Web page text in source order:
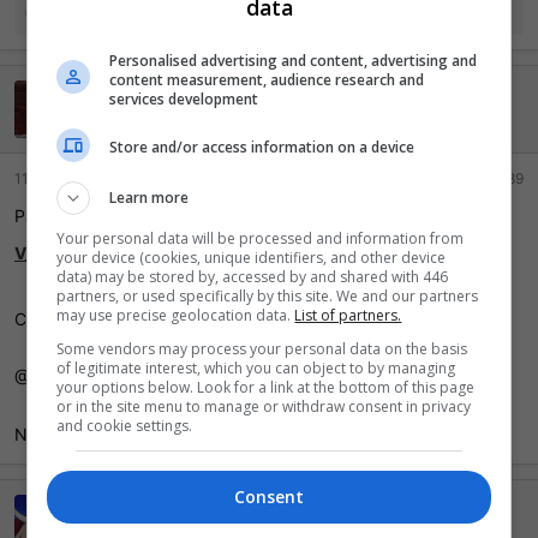
ç
õ
s
:
nettboxBR
11 Fevereiro 2026 #9.989
Passando pra recomendar o
V_Myamoto
Comprei um switch com ele e chegou tudo perfeito
@ V_Myamoto
Nao sei se é só colocar o @ pra marcar o user
data
Personalised advertising and content, advertising and
content measurement, audience research and
services development
Store and/or access information on a device
Learn more
Your personal data will be processed and information from
your device (cookies, unique identifiers, and other device
data) may be stored by, accessed by and shared with 446
partners, or used specifically by this site. We and our partners
may use precise geolocation data. List of partners.
Some vendors may process your personal data on the basis
of legitimate interest, which you can object to by managing
your options below. Look for a link at the bottom of this page
or in the site menu to manage or withdraw consent in privacy
and cookie settings.
Consent